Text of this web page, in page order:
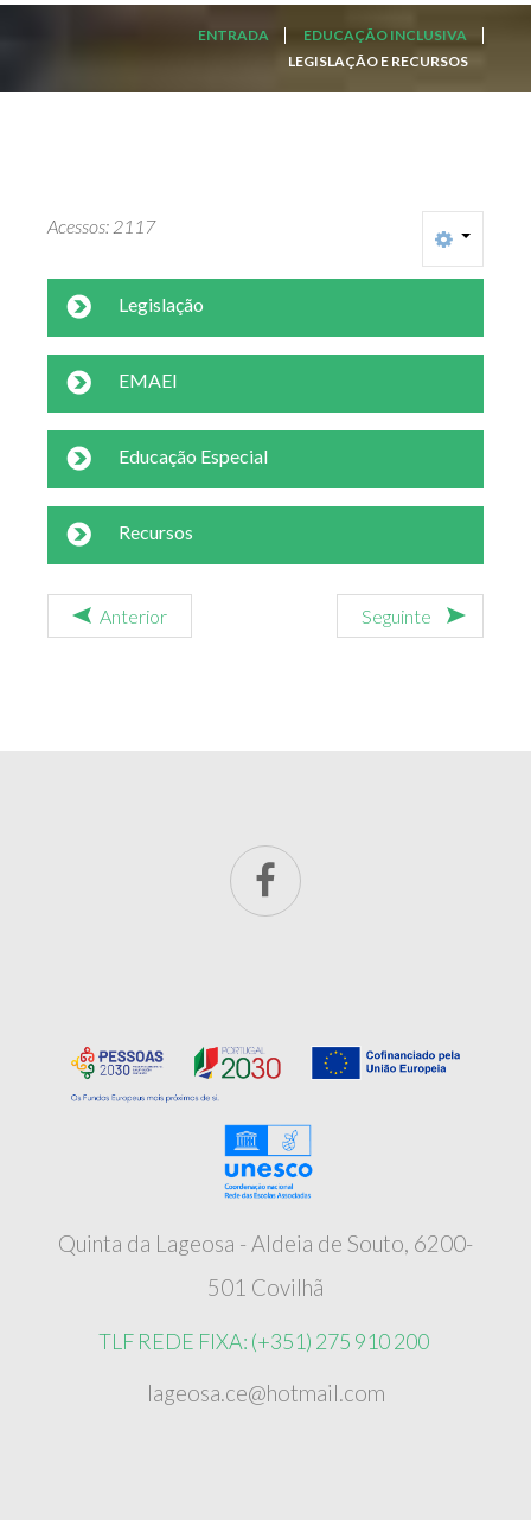
ENTRADA
EDUCAÇÃO INCLUSIVA
LEGISLAÇÃO E RECURSOS
Acessos: 2117
Legislação
EMAEI
Educação Especial
Recursos
Anterior Seguinte
Quinta da Lageosa - Aldeia de Souto, 6200-
501 Covilhã
TLF REDE FIXA: (+351) 275 910 200
lageosa.ce@hotmail.com